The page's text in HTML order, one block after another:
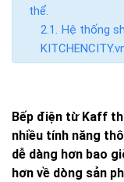
thể.
Hệ thống
Bếp điện từ Kaff
nhiều tính năng
dễ dàng hơn bao
hơn về dòng sản